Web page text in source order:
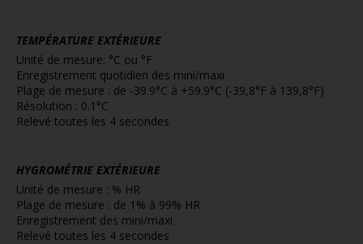
TEMPÉRATURE EXTÉRIEURE
Unité de mesure: °C ou °F
Enregistrement quotidien des mini/maxi
Plage de mesure : de -39.9°C à +59.9°C (-39,8°F à 139,8°F)
Résolution : 0.1°C
Relevé toutes les 4 secondes
HYGROMÉTRIE EXTÉRIEURE
Unité de mesure : % HR
Plage de mesure : de 1% à 99% HR
Enregistrement des mini/maxi
Relevé toutes les 4 secondes